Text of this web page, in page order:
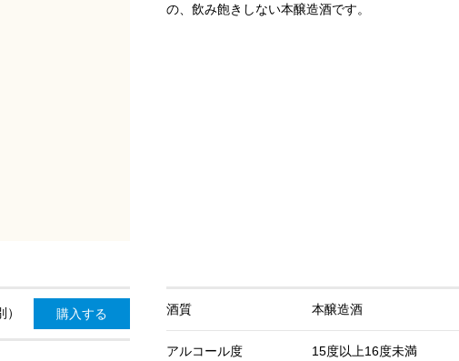
の、飲み飽きしない本醸造酒です。
酒質 本醸造酒
アルコール度 15度以上16度未満
購入する